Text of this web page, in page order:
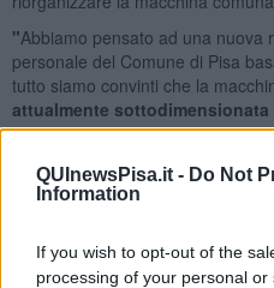
QUInewsPisa.it - Do Not
Information
If you wish to opt-out of the
processing of your personal
"Abbiamo pensato ad una nuova
personale del Comune di Pisa
tutto siamo convinti che la
attualmente sottodimensionata
anni far assumere nuove unità di
competenti e preparati, pertanto
centrale nel percorso lavorativo di